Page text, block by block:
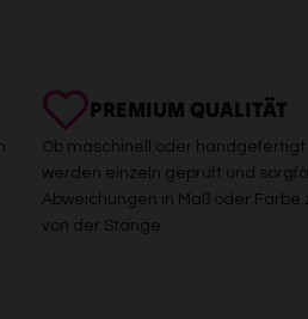
PREMIUM QUALITÄT
Ob maschinell oder handgefertigt
werden einzeln geprüft und
Abweichungen in Maß oder Farbe
von der Stange.